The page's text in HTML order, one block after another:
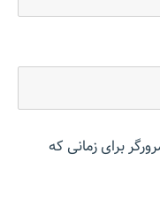
برای زمانی که